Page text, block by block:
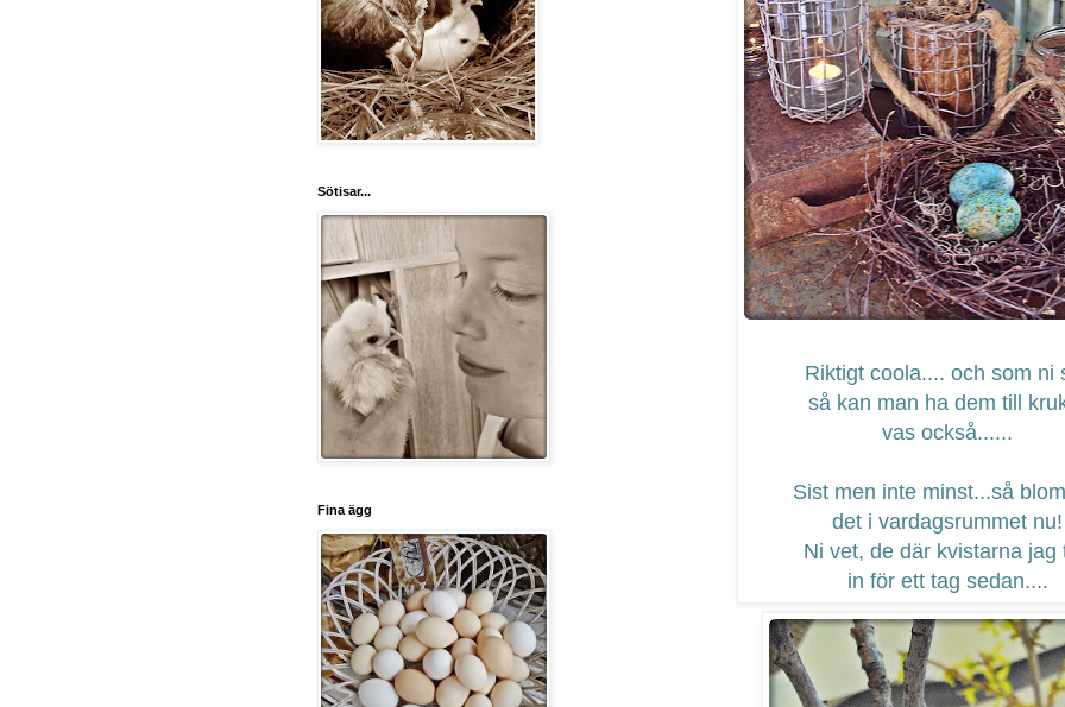
Riktigt coola.... och som ni
så kan man ha dem till
vas också......
Sist men inte minst...så
det i vardagsrummet nu!
Ni vet, de där kvistarna jag
in för ett tag sedan....
Sötisar...
Fina ägg